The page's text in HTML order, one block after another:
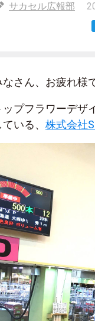
サカセル広報部
なさん、お疲れ様
ップフラワーデザ
ている、 株式会社